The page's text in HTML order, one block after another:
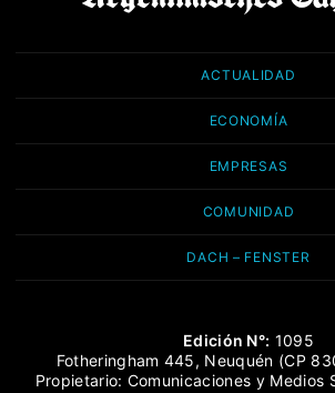
ACTUALIDAD
ECONOMÍA
EMPRESAS
COMUNIDAD
DACH – FENSTER
Edición N°: 1095
Fotheringham 445, Neuquén (CP
Propietario: Comunicaciones y Medios